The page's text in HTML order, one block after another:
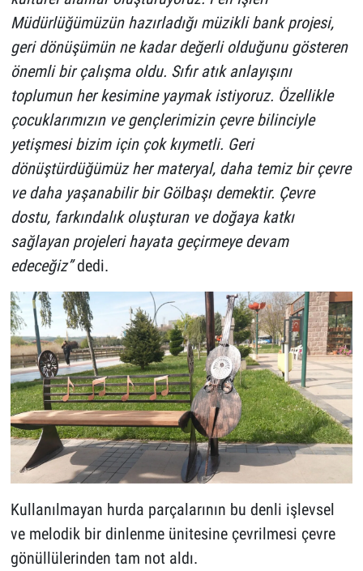
Müdürlüğümüzün hazırladığı müzikli bank projesi,
geri dönüşümün ne kadar değerli olduğunu gösteren
önemli bir çalışma oldu. Sıfır atık anlayışını
toplumun her kesimine yaymak istiyoruz. Özellikle
çocuklarımızın ve gençlerimizin çevre bilinciyle
yetişmesi bizim için çok kıymetli. Geri
dönüştürdüğümüz her materyal, daha temiz bir çevre
ve daha yaşanabilir bir Gölbaşı demektir. Çevre
dostu, farkındalık oluşturan ve doğaya katkı
sağlayan projeleri hayata geçirmeye devam
edeceğiz”dedi.
Kullanılmayan hurda parçalarının bu denli işlevsel
ve melodik bir dinlenme ünitesine çevrilmesi çevre
gönüllülerinden tam not aldı.